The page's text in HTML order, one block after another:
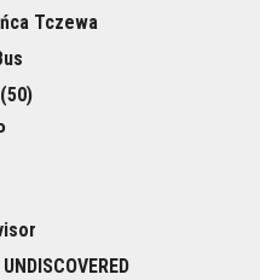
Tczewa